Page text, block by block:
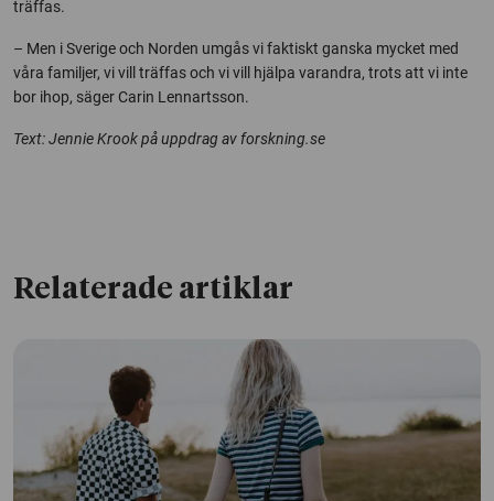
träffas.
– Men i Sverige och Norden umgås vi faktiskt ganska mycket med
våra familjer, vi vill träffas och vi vill hjälpa varandra, trots att vi inte
bor ihop, säger Carin Lennartsson.
Text: Jennie Krook på uppdrag av forskning.se
Relaterade artiklar